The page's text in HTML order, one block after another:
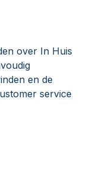
over In Huis
en de
service